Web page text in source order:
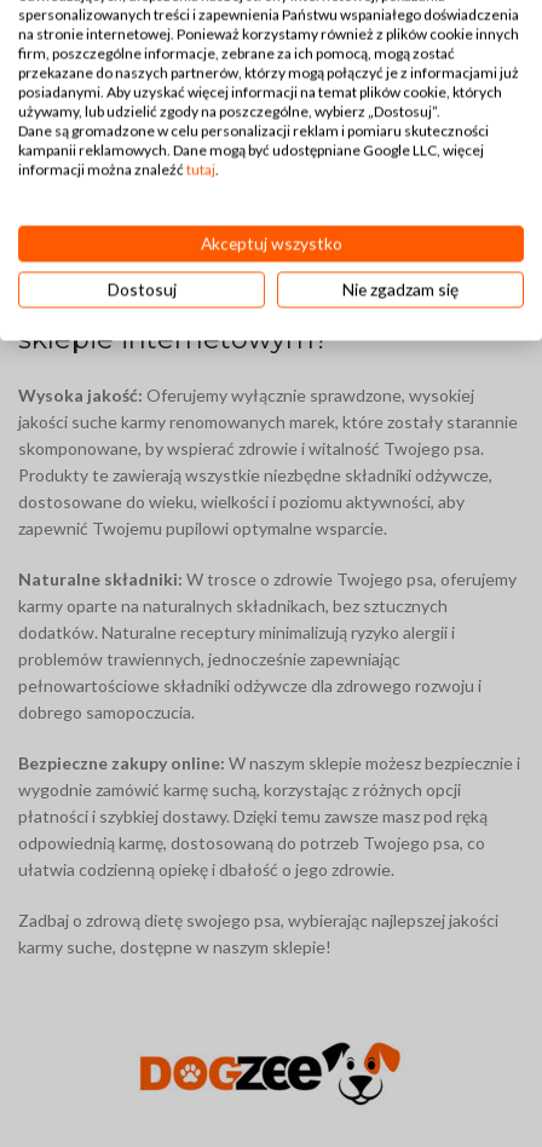
Podsumowując:
Wybór odpowiedniej suchej karmy dla psa to nie tylko zaspokojenie
jego głodu, ale przede wszystkim dbałość o zdrowie i samopoczucie
pupila każdego dnia. Wybierając suche karmy z naszego sklepu,
zapewniasz swojemu psu pełnowartościową dietę, która wspiera
jego rozwój, witalność oraz długowieczność, pomagając mu cieszyć
Karma sucha dla psa – dlaczego
warto wybrać produkty w naszym
sklepie internetowym?
Wysoka jakość: Oferujemy wyłącznie sprawdzone, wysokiej
jakości suche karmy renomowanych marek, które zostały starannie
skomponowane, by wspierać zdrowie i witalność Twojego psa.
Produkty te zawierają wszystkie niezbędne składniki odżywcze,
dostosowane do wieku, wielkości i poziomu aktywności, aby
zapewnić Twojemu pupilowi optymalne wsparcie.
Naturalne składniki: W trosce o zdrowie Twojego psa, oferujemy
karmy oparte na naturalnych składnikach, bez sztucznych
dodatków. Naturalne receptury minimalizują ryzyko alergii i
problemów trawiennych, jednocześnie zapewniając
pełnowartościowe składniki odżywcze dla zdrowego rozwoju i
dobrego samopoczucia.
Bezpieczne zakupy online: W naszym sklepie możesz bezpiecznie i
wygodnie zamówić karmę suchą, korzystając z różnych opcji
płatności i szybkiej dostawy. Dzięki temu zawsze masz pod ręką
odpowiednią karmę, dostosowaną do potrzeb Twojego psa, co
ułatwia codzienną opiekę i dbałość o jego zdrowie.
Zadbaj o zdrową dietę swojego psa, wybierając najlepszej jakości
karmy suche, dostępne w naszym sklepie!
spersonalizowanych treści i zapewnienia Państwu wspaniałego doświadczenia
na stronie internetowej. Ponieważ korzystamy również z plików cookie innych
firm, poszczególne informacje, zebrane za ich pomocą, mogą zostać
przekazane do naszych partnerów, którzy mogą połączyć je z informacjami już
posiadanymi. Aby uzyskać więcej informacji na temat plików cookie, których
używamy, lub udzielić zgody na poszczególne, wybierz „Dostosuj”.
Dane są gromadzone w celu personalizacji reklam i pomiaru skuteczności
kampanii reklamowych. Dane mogą być udostępniane Google LLC, więcej
informacji można znaleźćtutaj.
Akceptuj wszystko
Dostosuj Nie zgadzam się